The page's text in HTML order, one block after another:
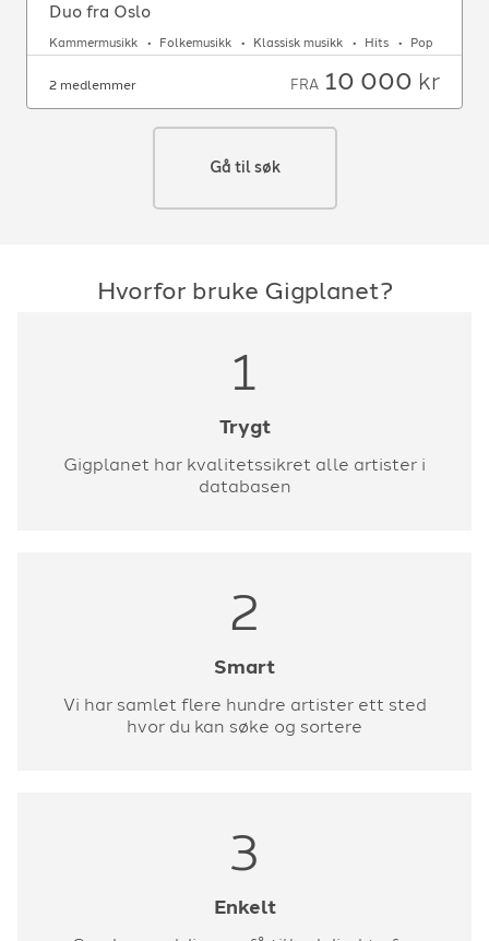
Duo fra Oslo
Kammermusikk Folkemusikk Klassisk musikk Hits Pop
2 medlemmer FRA 10 000 kr
Gå til søk
Hvorfor bruke Gigplanet?
1
Trygt
Gigplanet har kvalitetssikret alle artister i
databasen
2
Smart
Vi har samlet flere hundre artister ett sted
hvor du kan søke og sortere
3
Enkelt